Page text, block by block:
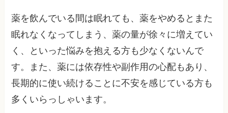
薬を飲んでいる間は眠れても、薬をやめるとまた
眠れなくなってしまう、薬の量が徐々に増えてい
く、といった悩みを抱える方も少なくないんで
す。また、薬には依存性や副作用の心配もあり、
長期的に使い続けることに不安を感じている方も
多くいらっしゃいます。